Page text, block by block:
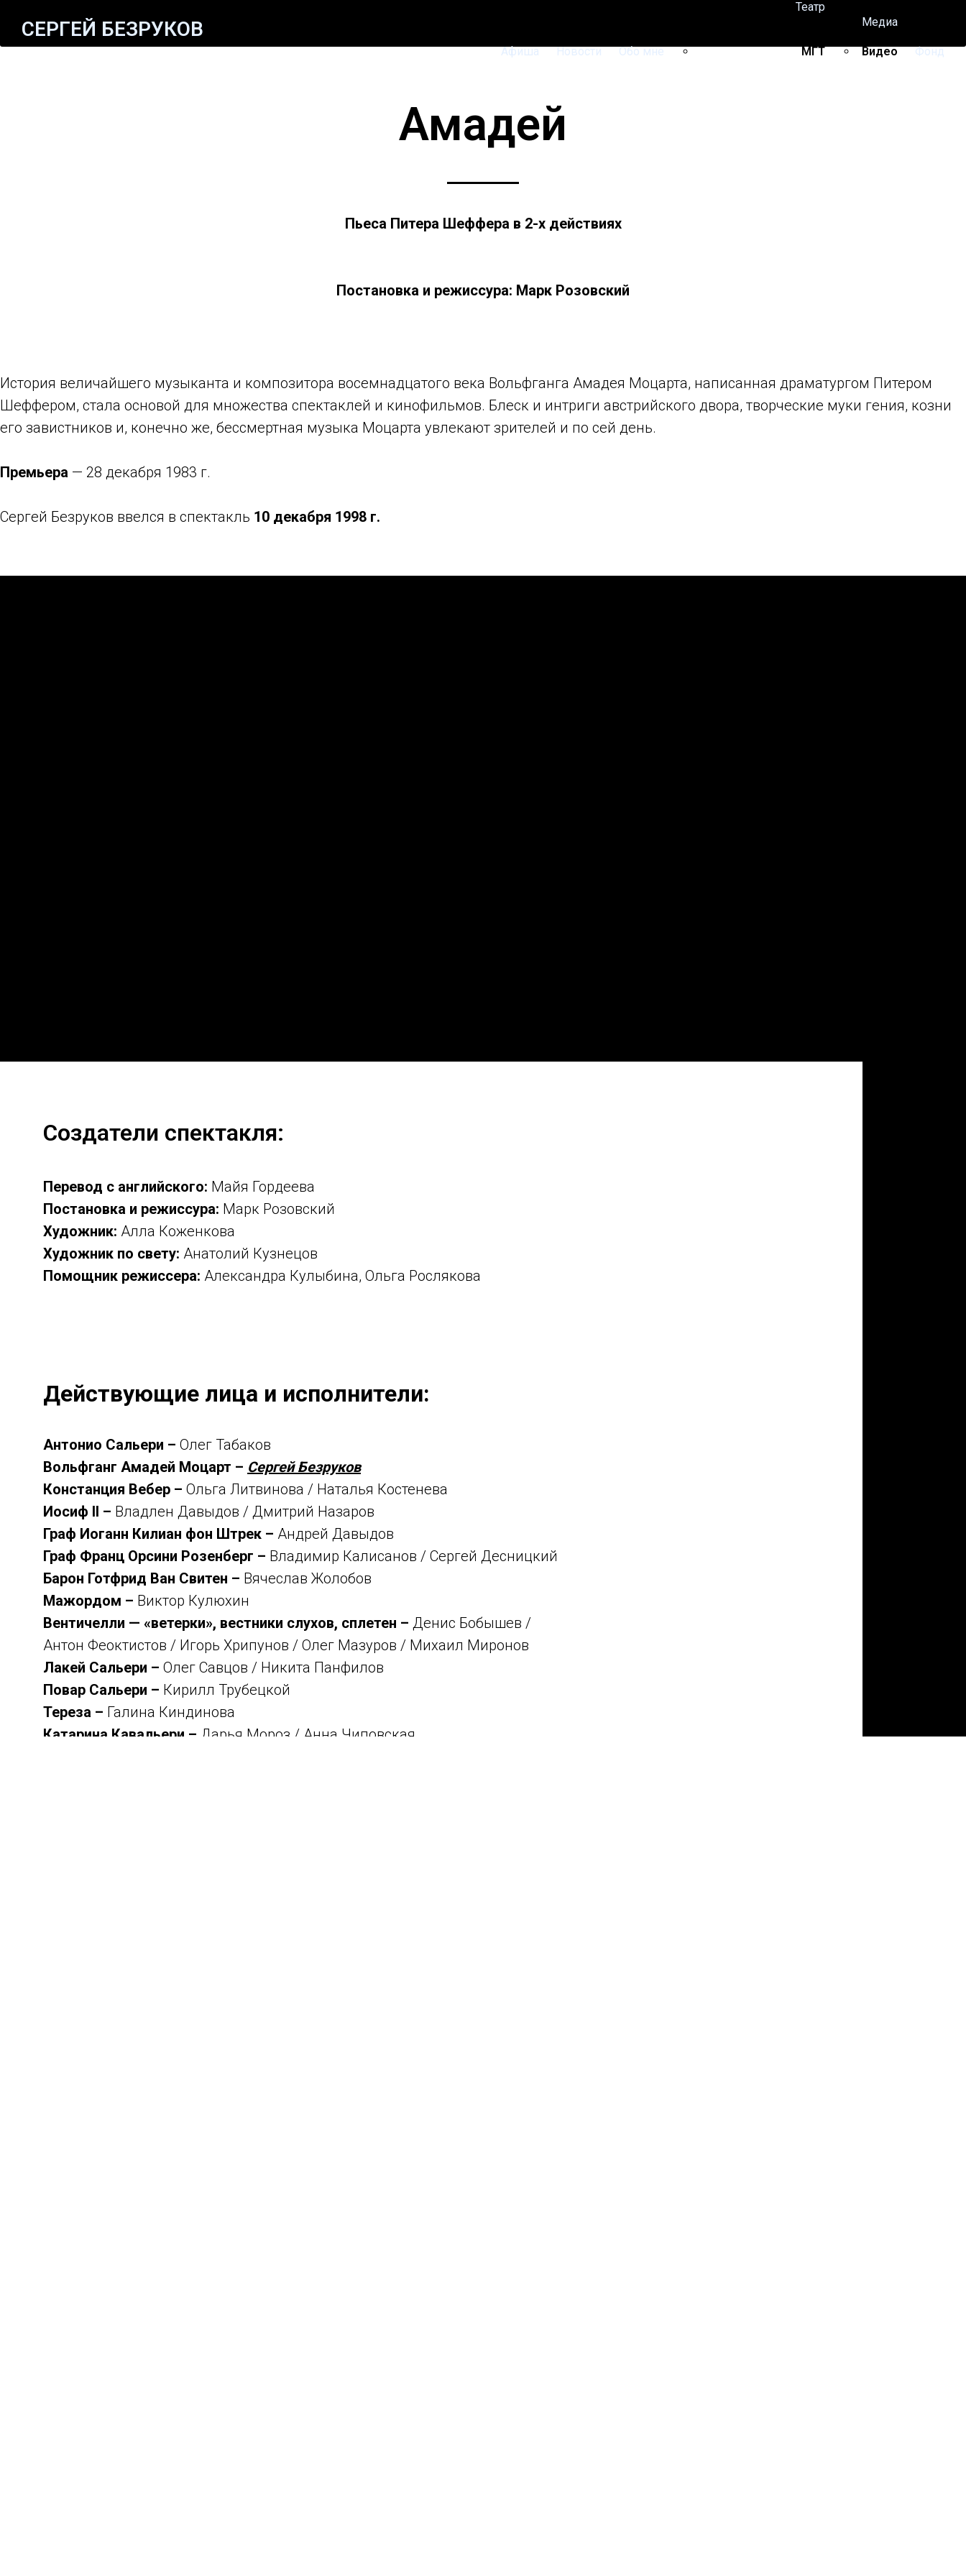
СЕРГЕЙ БЕЗРУКОВ
Афиша Новости Обо мне
Театр
МГТ
Медиа
Видео
Фонд
Амадей
Пьеса Питера Шеффера в 2-х действиях
Постановка и режиссура: Марк Розовский
История величайшего музыканта и композитора восемнадцатого века Вольфганга Амадея Моцарта, написанная драматургом Питером
Шеффером, стала основой для множества спектаклей и кинофильмов. Блеск и интриги австрийского двора, творческие муки гения, козни
его завистников и, конечно же, бессмертная музыка Моцарта увлекают зрителей и по сей день.
Премьера — 28 декабря 1983 г.
Сергей Безруков ввелся в спектакль 10 декабря 1998 г.
Создатели спектакля:
Перевод с английского: Майя Гордеева
Постановка и режиссура: Марк Розовский
Художник: Алла Коженкова
Художник по свету: Анатолий Кузнецов
Помощник режиссера: Александра Кулыбина, Ольга Рослякова
Действующие лица и исполнители:
Антонио Сальери – Олег Табаков
Вольфганг Амадей Моцарт – Сергей Безруков
Констанция Вебер – Ольга Литвинова / Наталья Костенева
Иосиф II – Владлен Давыдов / Дмитрий Назаров
Граф Иоганн Килиан фон Штрек – Андрей Давыдов
Граф Франц Орсини Розенберг – Владимир Калисанов / Сергей Десницкий
Барон Готфрид Ван Свитен – Вячеслав Жолобов
Мажордом – Виктор Кулюxин
Вентичелли — «ветерки», вестники слухов, сплетен – Денис Бобышев /
Антон Феоктистов / Игорь Хрипунов / Олег Мазуров / Михаил Миронов
Лакей Сальери – Олег Савцов / Никита Панфилов
Повар Сальери – Кирилл Трубецкой
Тереза – Галина Киндинова
Катарина Кавальери – Дарья Мороз / Анна Чиповская